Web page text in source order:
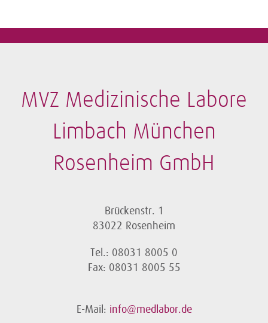
MVZ Medizinische Labore
Limbach München
Rosenheim GmbH
Brückenstr. 1
83022 Rosenheim
Tel.: 08031 8005 0
Fax: 08031 8005 55
E-Mail: info@medlabor.de